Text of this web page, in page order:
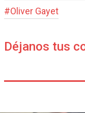
#Oliver Gayet
Déjanos tus